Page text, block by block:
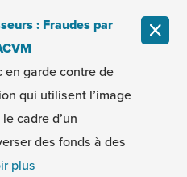
: Fraudes par
en garde contre de
qui utilisent l’image
cadre d’un
des fonds à des
plus